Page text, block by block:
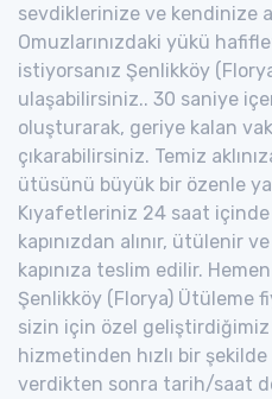
sevdiklerinize ve kendinize
Omuzlarınızdaki yükü
istiyorsanız Şenlikköy
ulaşabilirsiniz.. 30 saniye
oluşturarak, geriye kalan
çıkarabilirsiniz. Temiz
ütüsünü büyük bir özenle
Kıyafetleriniz 24 saat
kapınızdan alınır, ütülenir
kapınıza teslim edilir.
Şenlikköy (Florya) Ütüleme
sizin için özel
hizmetinden hızlı bir
verdikten sonra tarih/saat